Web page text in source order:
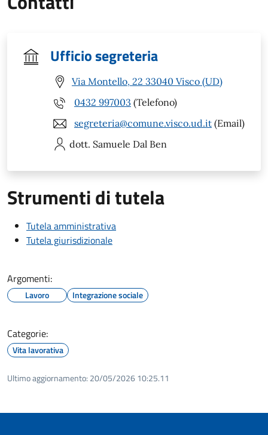
Ufficio segreteria
Via Montello, 22 33040 Visco (UD)
0432 997003 (Telefono)
segreteria@comune.visco.ud.it (Email)
dott. Samuele Dal Ben
Strumenti di tutela
Tutela amministrativa
Tutela giurisdizionale
Argomenti:
Lavoro Integrazione sociale
Categorie:
Vita lavorativa
Ultimo aggiornamento: 20/05/2026 10:25.11